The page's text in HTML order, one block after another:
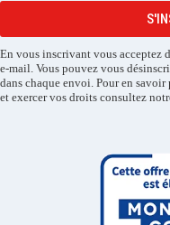
En vous inscrivant vous acceptez
e-mail. Vous pouvez vous
dans chaque envoi. Pour en
et exercer vos droits consultez